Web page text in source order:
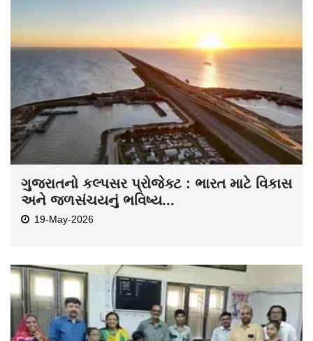
ગુજરાતનો કલ્પસર પ્રોજેક્ટ : ભારત માટે વિકાસ
અને જળસંચયનું ભવિષ્ય...
19-May-2026